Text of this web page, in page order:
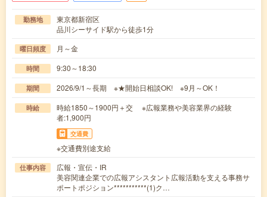
勤務地
東京都新宿区
品川シーサイド駅から徒歩1分
曜日頻度 月～金
時間 9:30～18:30
期間 2026/9/1～長期 ※★開始日相談OK! ※9月～OK！
時給
時給1850～1900円＋交 ※広報業務や美容業界の経験
者:1,900円
交通費
※交通費別途支給
仕事内容
広報・宣伝・IR
美容関連企業での広報アシスタント広報活動を支える事務サ
ポートポジション***********(1)ク…